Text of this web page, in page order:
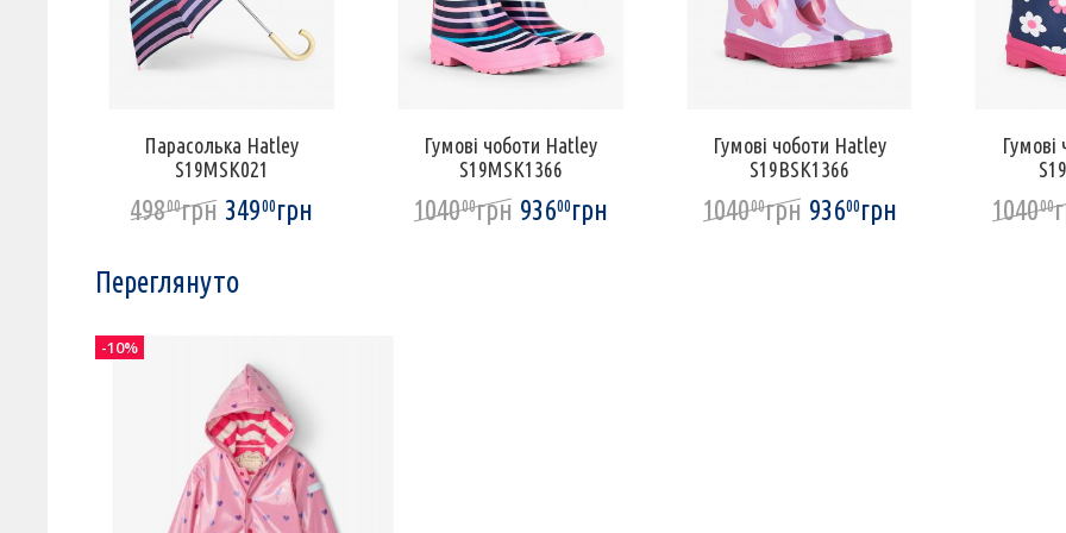
Парасолька Hatley
S19MSK021
49800грн 34900грн
Гумові чоботи Hatley
S19MSK1366
104000грн 93600грн
Гумові чоботи Hatley
S19BSK1366
104000грн 93600грн
Гумові
104000
Переглянуто
-10%